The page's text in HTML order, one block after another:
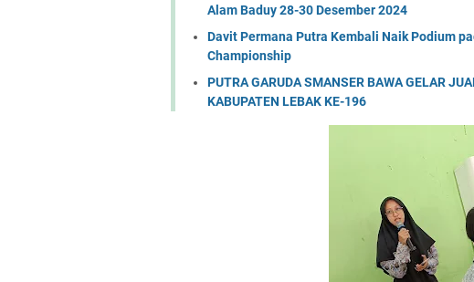
Alam Baduy 28-30 Desember 2024
Davit Permana Putra Kembali Naik Podium
Championship
PUTRA GARUDA SMANSER BAWA GELAR
KABUPATEN LEBAK KE-196